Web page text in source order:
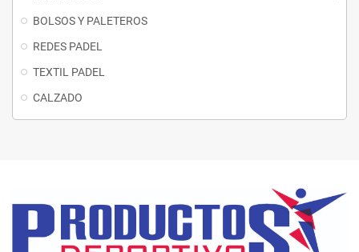
BOLSOS Y PALETEROS
REDES PADEL
TEXTIL PADEL
CALZADO